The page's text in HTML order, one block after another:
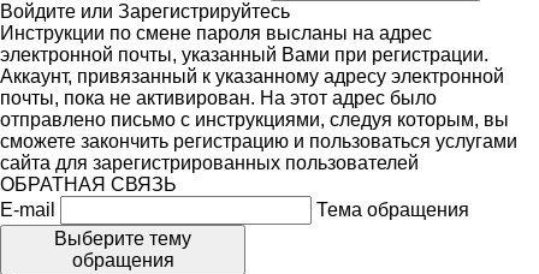
Войдите или Зарегистрируйтесь
Инструкции по смене пароля высланы на адрес
электронной почты, указанный Вами при регистрации.
Аккаунт, привязанный к указанному адресу электронной
почты, пока не активирован. На этот адрес было
отправлено письмо с инструкциями, следуя которым, вы
сможете закончить регистрацию и пользоваться услугами
сайта для зарегистрированных пользователей
ОБРАТНАЯ СВЯЗЬ
E-mail
Тема обращения
Выберите тему
обращения